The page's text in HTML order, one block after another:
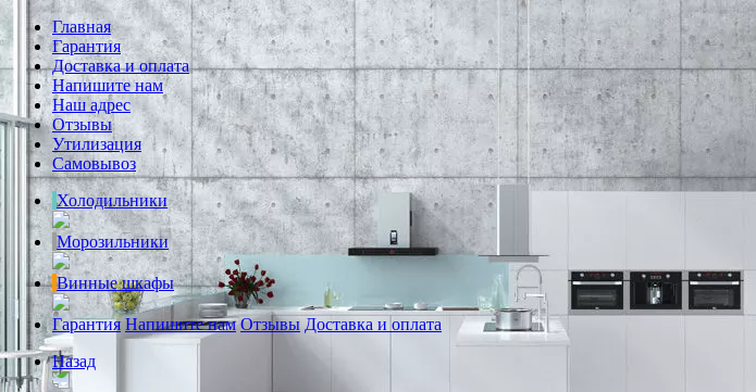
Главная
Гарантия
Доставка и оплата
Напишите нам
Наш адрес
Отзывы
Утилизация
Самовывоз
Холодильники
Морозильники
Винные шкафы
Гарантия Напишите нам Отзывы Доставка и оплата
Назад